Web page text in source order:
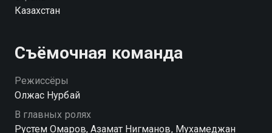
напором его таланта. Он знает, на какие кнопки
аферу: создаёт целый колл-центр из таких же
беспринципных профессионалов. Армия
мошенников, отточенные схемы, миллионы жертв.
Преступная империя растёт. Вопрос лишь в том:
самого создателя? «Мошенники» — смотрите онлайн
Казахстан
Съёмочная команда
Режиссёры
Олжас Нурбай
В главных ролях
Рустем Омаров, Азамат Нигманов, Мухамеджан